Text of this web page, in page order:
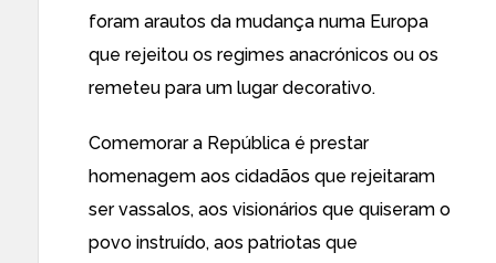
foram arautos da mudança numa Europa
que rejeitou os regimes anacrónicos ou os
remeteu para um lugar decorativo.
Comemorar a República é prestar
homenagem aos cidadãos que rejeitaram
ser vassalos, aos visionários que quiseram o
povo instruído, aos patriotas que